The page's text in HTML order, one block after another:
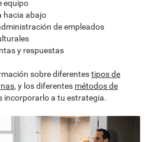
equipo
hacia abajo
de empleados
y respuestas
sobre diferentestipos de
, y los diferentes métodos de
incorporarlo a tu estrategia.